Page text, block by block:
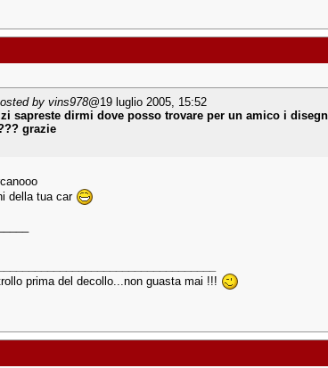
by vins978@19 luglio 2005, 15:52
sapreste dirmi dove posso trovare per un amico i
grazie
della tua car
prima del decollo...non guasta mai !!!